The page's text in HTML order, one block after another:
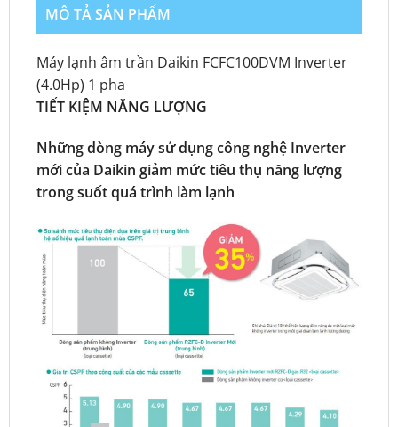
MÔ TẢ SẢN PHẨM
Máy lạnh âm trần Daikin FCFC100DVM Inverter
(4.0Hp) 1 pha
TIẾT KIỆM NĂNG LƯỢNG
Những dòng máy sử dụng công nghệ Inverter
mới của Daikin giảm mức tiêu thụ năng lượng
trong suốt quá trình làm lạnh